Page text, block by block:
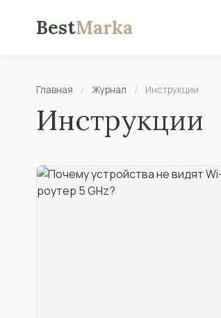
BestMarka
Главная / Журнал / Инструкции
Инструкции